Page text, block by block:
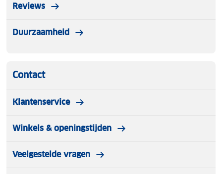
Reviews
Duurzaamheid
Contact
Klantenservice
Winkels & openingstijden
Veelgestelde vragen